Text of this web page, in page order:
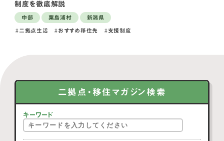
制度を徹底解説
中部 粟島浦村 新潟県
二拠点生活 おすすめ移住先 支援制度
二拠点・移住マガジン検索
キーワード